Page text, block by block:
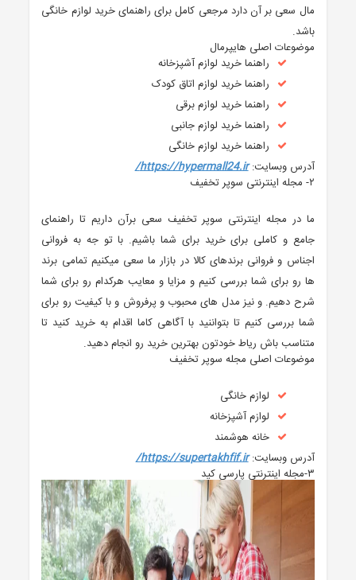
مال سعی بر آن دارد مرجعی کامل برای راهنمای خرید لوازم خانگی
باشد.
موضوعات اصلی هایپرمال
راهنما خرید لوازم آشپزخانه
راهنما خرید لوازم اتاق کودک
راهنما خرید لوازم برقی
راهنما خرید لوازم جانبی
راهنما خرید لوازم خانگی
آدرس وبسایت:https://hypermall24.ir/
۲- مجله اینترنتی سوپر تخفیف
ما در مجله اینترنتی سوپر تخفیف سعی برآن داریم تا راهنمای
جامع و کاملی برای خرید برای شما باشیم. با تو جه به فروانی
اجناس و فروانی برندهای کالا در بازار ما سعی میکنیم تمامی برند
ها رو برای شما بررسی کنیم و مزایا و معایب هرکدام رو برای شما
شرح دهیم. و نیز مدل های محبوب و پرفروش و با کیفیت رو برای
شما بررسی کنیم تا بتواننید با آگاهی کاما اقدام به خرید کنید تا
متناسب باش ریاط خودتون بهترین خرید رو انجام دهید.
موضوعات اصلی مجله سوپر تخفیف
لوازم خانگی
لوازم آشپزخانه
خانه هوشمند
آدرس وبسایت:https://supertakhfif.ir/
۳-مجله اینترنتی پارسی کید